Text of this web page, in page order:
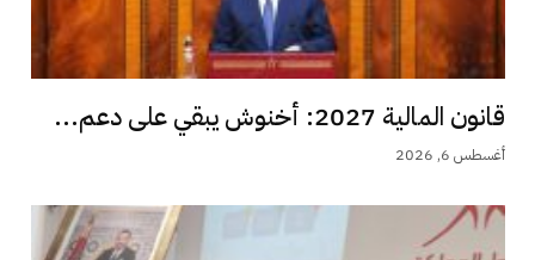
قانون المالية 2027: أخنوش يبقي على دعم...
أغسطس 6, 2026